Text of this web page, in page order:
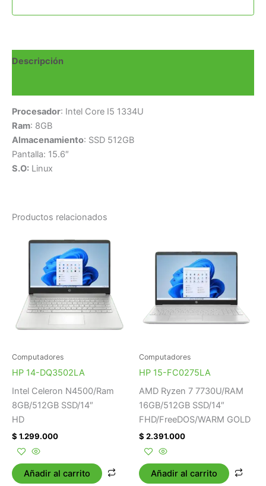
Descripción
Procesador: Intel Core I5 1334U
Ram: 8GB
Almacenamiento: SSD 512GB
Pantalla: 15.6″
S.O: Linux
Productos relacionados
Computadores
HP 14-DQ3502LA
Intel Celeron N4500/Ram
8GB/512GB SSD/14″
HD
$ 1.299.000
Añadir al carrito
Computadores
HP 15-FC0275LA
AMD Ryzen 7 7730U/RAM
16GB/512GB SSD/14″
FHD/FreeDOS/WARM GOLD
$ 2.391.000
Añadir al carrito